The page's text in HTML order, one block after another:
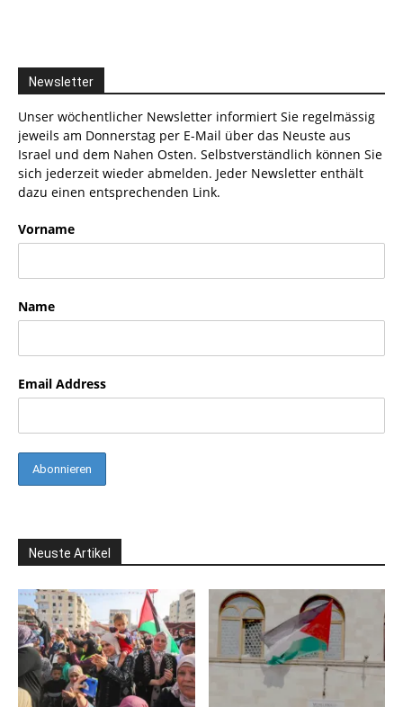
Newsletter
Unser wöchentlicher Newsletter informiert Sie regelmässig
jeweils am Donnerstag per E-Mail über das Neuste aus
Israel und dem Nahen Osten. Selbstverständlich können Sie
sich jederzeit wieder abmelden. Jeder Newsletter enthält
dazu einen entsprechenden Link.
Vorname
Name
Email Address
Neuste Artikel